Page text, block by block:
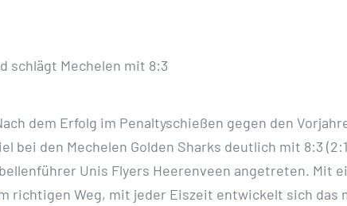
schlägt Mechelen mit 8:3
dem Erfolg im Penaltyschießen gegen den
bei den Mechelen Golden Sharks deutlich mit 8:3
Unis Flyers Heerenveen angetreten. Mit
richtigen Weg, mit jeder Eiszeit entwickelt sich das